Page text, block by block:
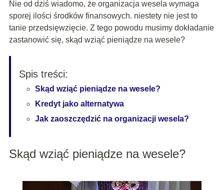
Nie od dziś wiadomo, że organizacja wesela wymaga
sporej ilości środków finansowych. niestety nie jest to
tanie przedsięwzięcie. Z tego powodu musimy dokładanie
zastanowić się, skąd wziąć pieniądze na wesele?
Spis treści:
Skąd wziąć pieniądze na wesele?
Kredyt jako alternatywa
Jak zaoszczędzić na organizacji wesela?
Skąd wziąć pieniądze na wesele?